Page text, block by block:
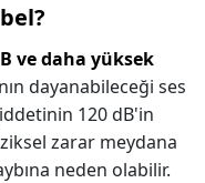
ve daha yüksek
dayanabileceği ses
120 dB'in
zarar meydana
neden olabilir.